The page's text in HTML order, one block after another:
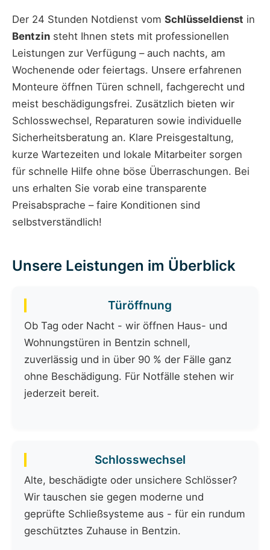
Der 24 Stunden Notdienst vom Schlüsseldienst in
Bentzin steht Ihnen stets mit professionellen
Leistungen zur Verfügung – auch nachts, am
Wochenende oder feiertags. Unsere erfahrenen
Monteure öffnen Türen schnell, fachgerecht und
meist beschädigungsfrei. Zusätzlich bieten wir
Schlosswechsel, Reparaturen sowie individuelle
Sicherheitsberatung an. Klare Preisgestaltung,
kurze Wartezeiten und lokale Mitarbeiter sorgen
für schnelle Hilfe ohne böse Überraschungen. Bei
uns erhalten Sie vorab eine transparente
Preisabsprache – faire Konditionen sind
selbstverständlich!
Unsere Leistungen im Überblick
Türöffnung
Ob Tag oder Nacht - wir öffnen Haus- und
Wohnungstüren in Bentzin schnell,
zuverlässig und in über 90 % der Fälle ganz
ohne Beschädigung. Für Notfälle stehen wir
jederzeit bereit.
Schlosswechsel
Alte, beschädigte oder unsichere Schlösser?
Wir tauschen sie gegen moderne und
geprüfte Schließsysteme aus - für ein rundum
geschütztes Zuhause in Bentzin.